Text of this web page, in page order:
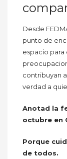
Desde
punto de
espacio
contribuyan
verdad a
Anotad la
octubre en
Porque
de todos.